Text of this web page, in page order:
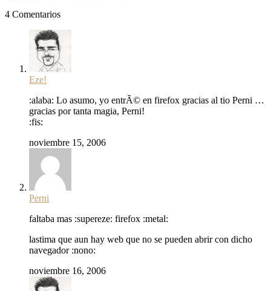
4 Comentarios
Eze!
:alaba: Lo asumo, yo entrÃ© en firefox gracias al tio Perni …
gracias por tanta magia, Perni!
:fis:
noviembre 15, 2006
Perni
faltaba mas :supereze: firefox :metal:
lastima que aun hay web que no se pueden abrir con dicho
navegador :nono:
noviembre 16, 2006